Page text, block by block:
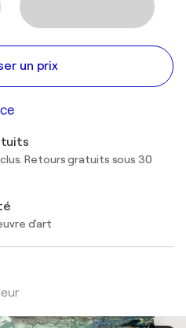
un prix
Retours gratuits sous 30
d'art